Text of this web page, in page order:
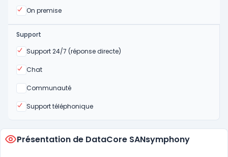
On premise
Oui
Support
Support 24/7 (réponse directe)
Oui
Chat
Oui
Communauté
Non
Support téléphonique
Oui
Présentation de DataCore SANsymphony